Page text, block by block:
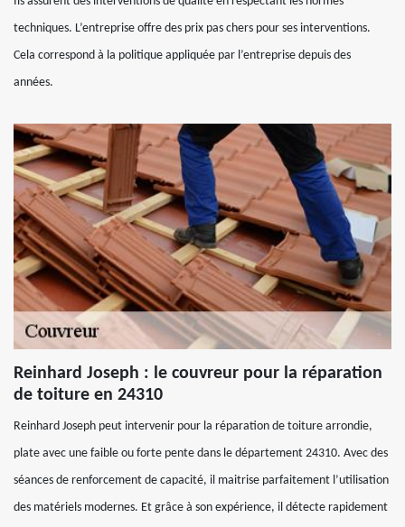
techniques. L’entreprise offre des prix pas chers pour ses interventions.
Cela correspond à la politique appliquée par l’entreprise depuis des
années.
Reinhard Joseph : le couvreur pour la réparation
de toiture en 24310
Reinhard Joseph peut intervenir pour la réparation de toiture arrondie,
plate avec une faible ou forte pente dans le département 24310. Avec des
séances de renforcement de capacité, il maitrise parfaitement l’utilisation
des matériels modernes. Et grâce à son expérience, il détecte rapidement